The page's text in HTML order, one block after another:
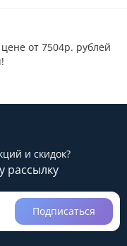
от 7504р. рублей
и скидок?
рассылку
Подписаться